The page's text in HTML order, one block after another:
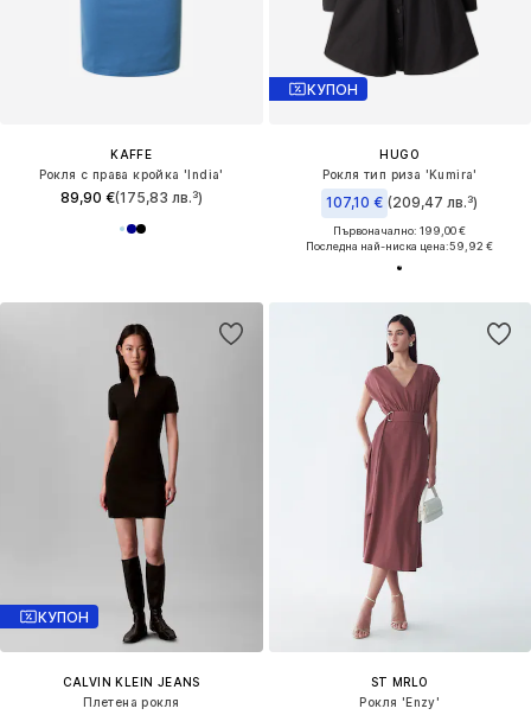
KAFFE
Рокля с права кройка 'India'
89,90 €(175,83 лв.³)
КУПОН
HUGO
Рокля тип риза 'Kumira'
107,10 € (209,47 лв.³)
Първоначално: 199,00 €
Последна най-ниска цена:59,92 €
КУПОН
CALVIN KLEIN JEANS
Плетена рокля
ST MRLO
Рокля 'Enzy'